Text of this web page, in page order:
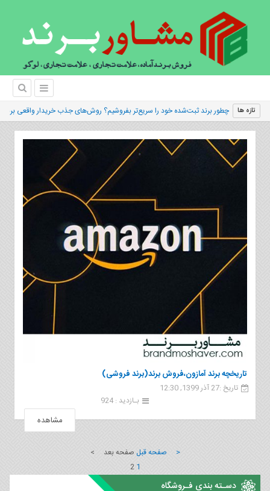
تازه ها چطور برند ثبت‌شده خود را سریع‌تر بفروشیم؟ روش‌های جذب خریدار واقعی برند
تاریخچه برند آمازون،فروش برند(برند فروشی)
تاریخ :27 آذر 1399, 12:30
بـازدید : 924
مشاهده
< صفحه قبل صفحه بعد >
1
2
دسـته بندی فـروشگاه